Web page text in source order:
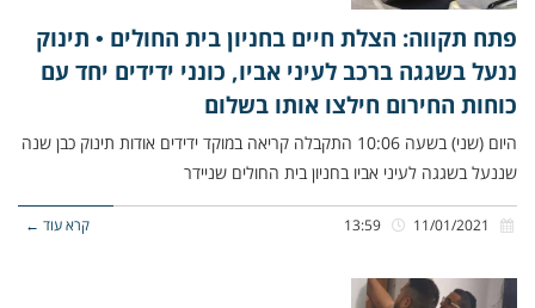
פתח תקווה: הצלת חיים בחניון בית החולים • תינוק
ננעל בשגגה ברכב לעיני אביו, כונני ידידים יחד עם
כוחות החירום חילצו אותו בשלום
היום (שני) בשעה 10:06 התקבלה קריאה במוקד ידידים אודות תינוק כבן שנה
שננעל בשגגה לעיני אביו בחניון בית החולים שניידר
קרא עוד ←